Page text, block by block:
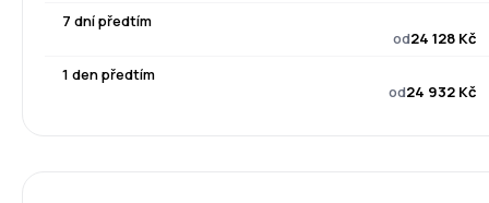
7 dní předtím
od24 128 Kč
1 den předtím
od24 932 Kč